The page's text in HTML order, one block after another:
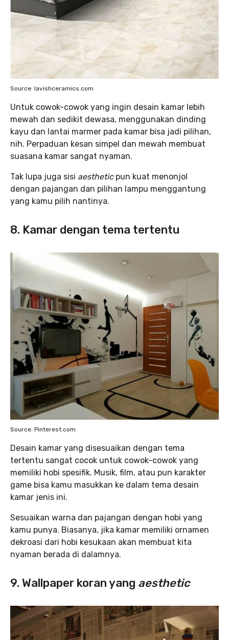
Source: lavishceramics.com
Untuk cowok-cowok yang ingin desain kamar lebih
mewah dan sedikit dewasa, menggunakan dinding
kayu dan lantai marmer pada kamar bisa jadi pilihan,
nih. Perpaduan kesan simpel dan mewah membuat
suasana kamar sangat nyaman.
Tak lupa juga sisi aesthetic pun kuat menonjol
dengan pajangan dan pilihan lampu menggantung
yang kamu pilih nantinya.
8. Kamar dengan tema tertentu
Source: Pinterest.com
Desain kamar yang disesuaikan dengan tema
tertentu sangat cocok untuk cowok-cowok yang
memiliki hobi spesifik. Musik, film, atau pun karakter
game bisa kamu masukkan ke dalam tema desain
kamar jenis ini.
Sesuaikan warna dan pajangan dengan hobi yang
kamu punya. Biasanya, jika kamar memiliki ornamen
dekroasi dari hobi kesukaan akan membuat kita
nyaman berada di dalamnya.
9. Wallpaper koran yang aesthetic